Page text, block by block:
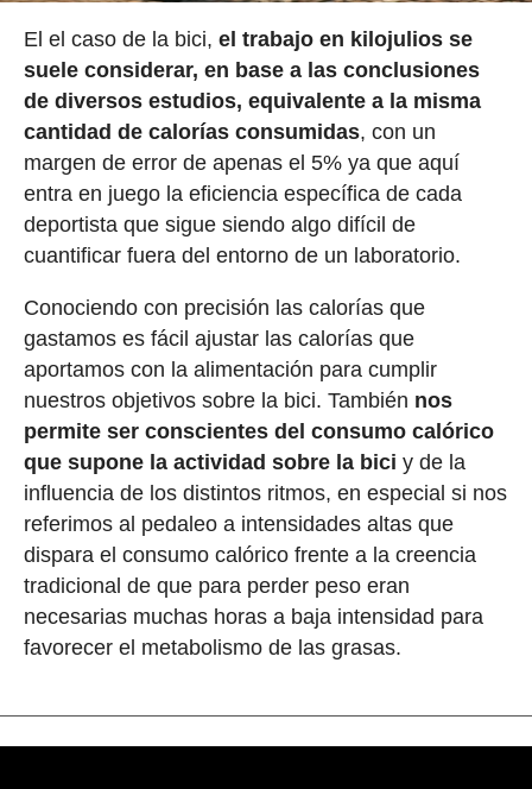
El el caso de la bici, el trabajo en kilojulios se
suele considerar, en base a las conclusiones
de diversos estudios, equivalente a la misma
cantidad de calorías consumidas, con un
margen de error de apenas el 5% ya que aquí
entra en juego la eficiencia específica de cada
deportista que sigue siendo algo difícil de
cuantificar fuera del entorno de un laboratorio.
Conociendo con precisión las calorías que
gastamos es fácil ajustar las calorías que
aportamos con la alimentación para cumplir
nuestros objetivos sobre la bici. También nos
permite ser conscientes del consumo calórico
que supone la actividad sobre la bici y de la
influencia de los distintos ritmos, en especial si nos
referimos al pedaleo a intensidades altas que
dispara el consumo calórico frente a la creencia
tradicional de que para perder peso eran
necesarias muchas horas a baja intensidad para
favorecer el metabolismo de las grasas.